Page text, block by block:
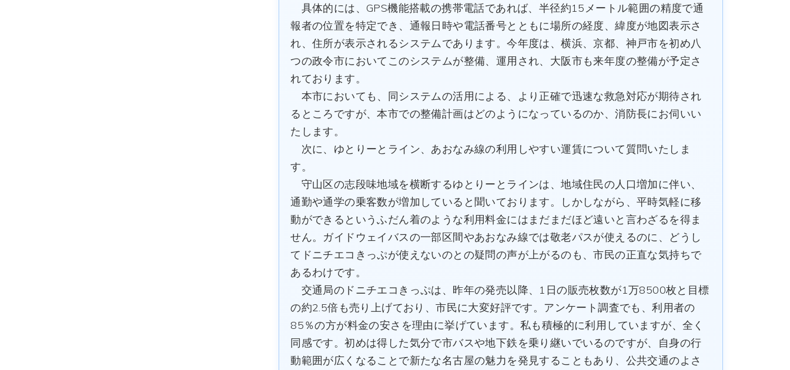
具体的には、GPS機能搭載の携帯電話であれば、半径約15メートル範囲の精度で通
報者の位置を特定でき、通報日時や電話番号とともに場所の経度、緯度が地図表示さ
れ、住所が表示されるシステムであります。今年度は、横浜、京都、神戸市を初め八
つの政令市においてこのシステムが整備、運用され、大阪市も来年度の整備が予定さ
れております。
本市においても、同システムの活用による、より正確で迅速な救急対応が期待され
るところですが、本市での整備計画はどのようになっているのか、消防長にお伺いい
たします。
次に、ゆとりーとライン、あおなみ線の利用しやすい運賃について質問いたしま
す。
守山区の志段味地域を横断するゆとりーとラインは、地域住民の人口増加に伴い、
通勤や通学の乗客数が増加していると聞いております。しかしながら、平時気軽に移
動ができるというふだん着のような利用料金にはまだまだほど遠いと言わざるを得ま
せん。ガイドウェイバスの一部区間やあおなみ線では敬老パスが使えるのに、どうし
てドニチエコきっぷが使えないのとの疑問の声が上がるのも、市民の正直な気持ちで
あるわけです。
交通局のドニチエコきっぷは、昨年の発売以降、1日の販売枚数が1万8500枚と目標
の約2.5倍も売り上げており、市民に大変好評です。アンケート調査でも、利用者の
85％の方が料金の安さを理由に挙げています。私も積極的に利用していますが、全く
同感です。初めは得した気分で市バスや地下鉄を乗り継いでいるのですが、自身の行
動範囲が広くなることで新たな名古屋の魅力を発見することもあり、公共交通のよさ